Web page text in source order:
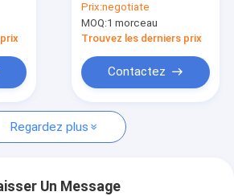
de puissance
puissance
électroniques pour le
côté de BT
Prix:negotiate
MOQ:1 morceau
Trouvez les derniers prix
Contactez
Regardez plus
Un Message